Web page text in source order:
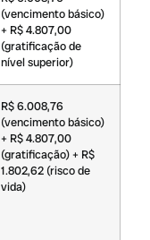
(vencimento básico)
+ R$ 4.807,00
(gratificação de
nível superior)
R$ 6.008,76
(vencimento básico)
+ R$ 4.807,00
(gratificação) + R$
1.802,62 (risco de
vida)